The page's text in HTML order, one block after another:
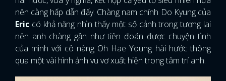
nên càng hấp dẫn đấy. Chàng nam chính Do Kyung của
Eric có khả năng nhìn thấy một số cảnh trong tương lai
nên anh chàng gần như tiên đoán được chuyện tình
của mình với cô nàng Oh Hae Young hài hước thông
qua một vài hình ảnh vu vơ xuất hiện trong tâm trí anh.